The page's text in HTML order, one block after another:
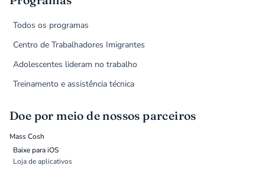
Todos os programas
Centro de Trabalhadores Imigrantes
Adolescentes lideram no trabalho
Treinamento e assistência técnica
Doe por meio de nossos parceiros
Mass Cosh
Baixe para iOS
Loja de aplicativos